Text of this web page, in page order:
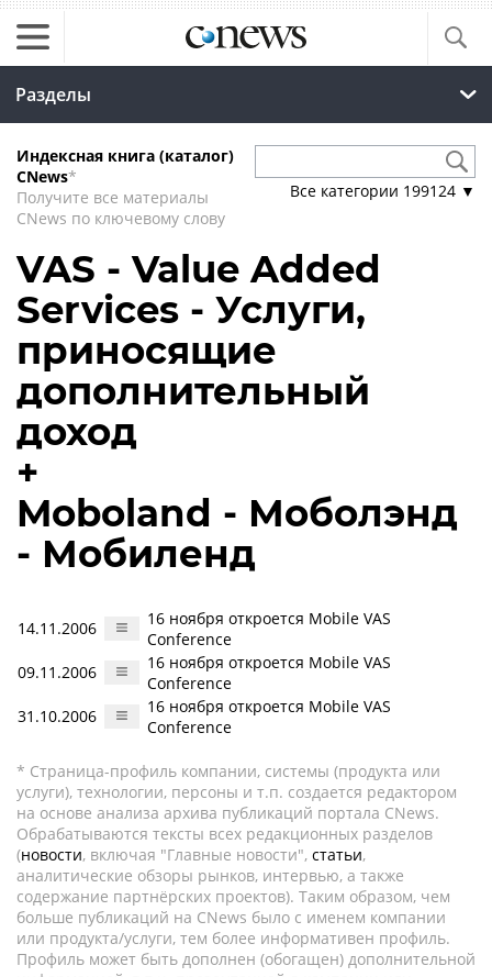
Разделы
Индексная книга (каталог)
CNews*
Получите все материалы
CNews по ключевому слову
Все категории 199124 ▼
VAS - Value Added
Services - Услуги,
приносящие
дополнительный
доход
+
Moboland - Моболэнд
- Мобиленд
14.11.2006
16 ноября откроется Mobile VAS
Conference
09.11.2006
16 ноября откроется Mobile VAS
Conference
31.10.2006
16 ноября откроется Mobile VAS
Conference
* Страница-профиль компании, системы (продукта или
услуги), технологии, персоны и т.п. создается редактором
на основе анализа архива публикаций портала CNews.
Обрабатываются тексты всех редакционных разделов
(новости, включая "Главные новости", статьи,
аналитические обзоры рынков, интервью, а также
содержание партнёрских проектов). Таким образом, чем
больше публикаций на CNews было с именем компании
или продукта/услуги, тем более информативен профиль.
Профиль может быть дополнен (обогащен) дополнительной